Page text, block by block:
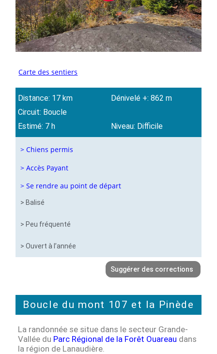
Carte des sentiers
Distance: 17 km
Dénivelé +: 862 m
Circuit: Boucle
Estimé: 7 h
Niveau: Difficile
> Chiens permis
> Accès Payant
> Se rendre au point de départ
> Balisé
> Peu fréquenté
> Ouvert à l’année
Suggérer des corrections
Boucle du mont 107 et la Pinède
La randonnée se situe dans le secteur Grande-
Vallée du Parc Régional de la Forêt Ouareau dans
la région de Lanaudière.